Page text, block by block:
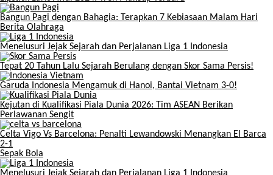
Bangun Pagi dengan Bahagia: Terapkan 7 Kebiasaan Malam Hari
Berita Olahraga
Menelusuri Jejak Sejarah dan Perjalanan Liga 1 Indonesia
Tepat 20 Tahun Lalu Sejarah Berulang dengan Skor Sama Persis!
Garuda Indonesia Mengamuk di Hanoi, Bantai Vietnam 3-0!
Kejutan di Kualifikasi Piala Dunia 2026: Tim ASEAN Berikan
Perlawanan Sengit
Celta Vigo Vs Barcelona: Penalti Lewandowski Menangkan El Barca
2-1
Sepak Bola